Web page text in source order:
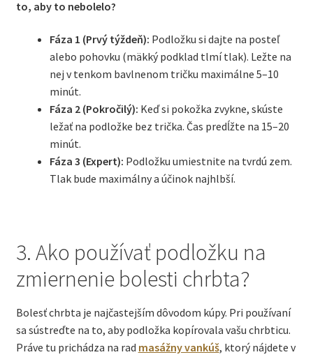
to, aby to nebolelo?
Fáza 1 (Prvý týždeň): Podložku si dajte na posteľ
alebo pohovku (mäkký podklad tlmí tlak). Ležte na
nej v tenkom bavlnenom tričku maximálne 5–10
minút.
Fáza 2 (Pokročilý): Keď si pokožka zvykne, skúste
ležať na podložke bez trička. Čas predĺžte na 15–20
minút.
Fáza 3 (Expert): Podložku umiestnite na tvrdú zem.
Tlak bude maximálny a účinok najhlbší.
3. Ako používať podložku na
zmiernenie bolesti chrbta?
Bolesť chrbta je najčastejším dôvodom kúpy. Pri používaní
sa sústreďte na to, aby podložka kopírovala vašu chrbticu.
Práve tu prichádza na rad masážny vankúš, ktorý nájdete v